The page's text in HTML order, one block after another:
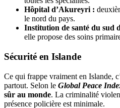
Hôpital d’Akureyri :
le nord du pays.
Institution de santé du sud
elle propose des soins
Sécurité en Islande
Ce qui frappe vraiment en Islande,
partout. Selon le Global Peace
sûr au monde. La criminalité
présence policière est minimale.